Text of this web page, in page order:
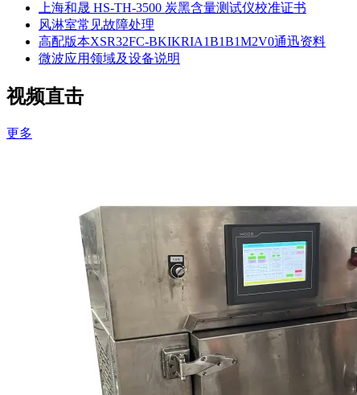
上海和晟 HS-TH-3500 炭黑含量测试仪校准证书
风淋室常见故障处理
高配版本XSR32FC-BKIKRIA1B1B1M2V0通迅资料
微波应用领域及设备说明
视频直击
更多